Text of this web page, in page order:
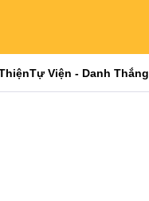
Tự Viện - Danh Thắng